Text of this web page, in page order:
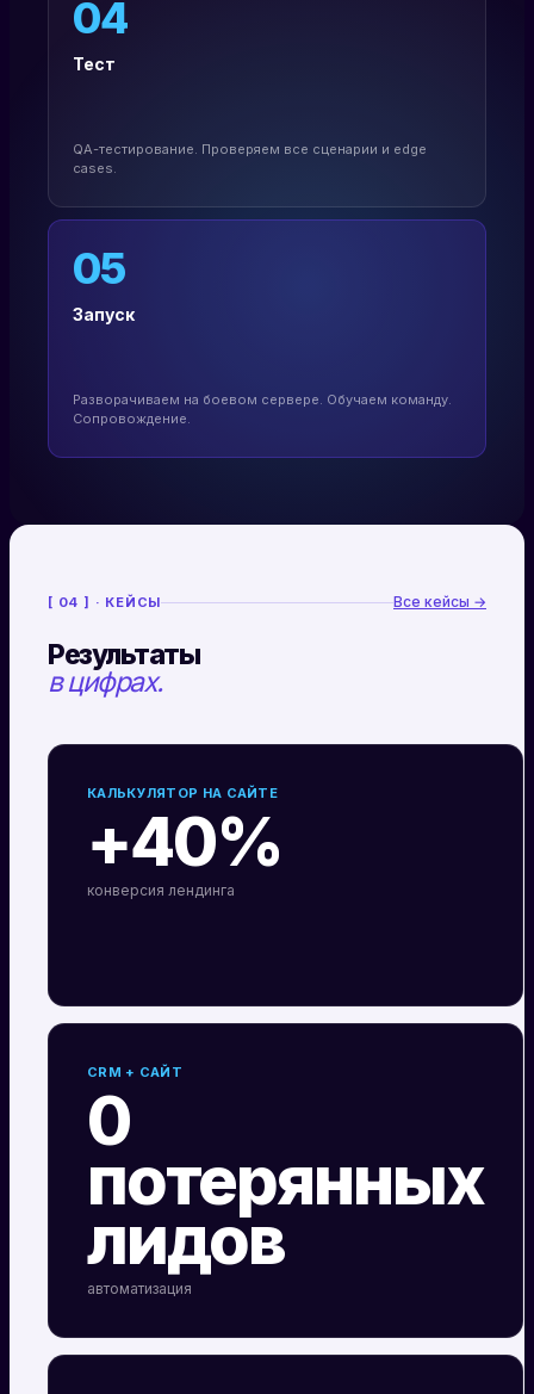
04
Тест
QA-тестирование. Проверяем все сценарии и edge
cases.
05
Запуск
Разворачиваем на боевом сервере. Обучаем команду.
Сопровождение.
[ 04 ] · КЕЙСЫ Все кейсы →
Результаты
в цифрах.
КАЛЬКУЛЯТОР НА САЙТЕ
+40%
конверсия лендинга
CRM + САЙТ
0
потерянных
лидов
автоматизация